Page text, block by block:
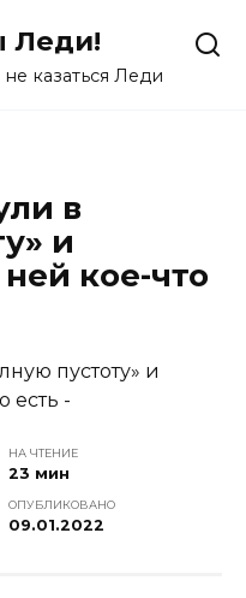
Леди!
не казаться Леди
в
и
кое-что
НА ЧТЕНИЕ
23 мин
ОПУБЛИКОВАНО
09.01.2022